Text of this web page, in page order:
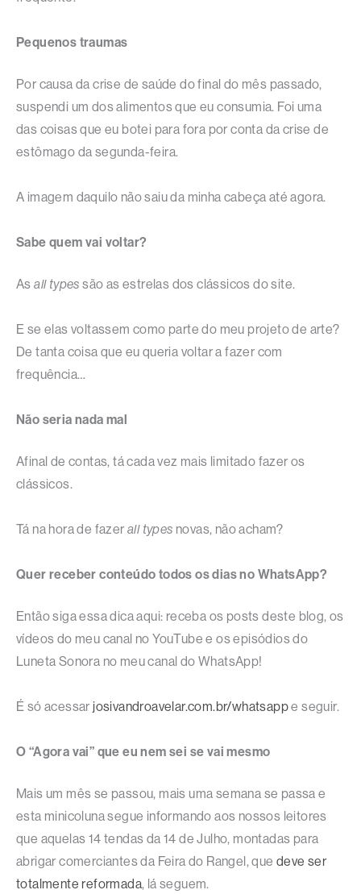
Pequenos traumas
Por causa da crise de saúde do final do mês passado,
suspendi um dos alimentos que eu consumia. Foi uma
das coisas que eu botei para fora por conta da crise de
estômago da segunda-feira.
A imagem daquilo não saiu da minha cabeça até agora.
Sabe quem vai voltar?
Asall types são as estrelas dos clássicos do site.
E se elas voltassem como parte do meu projeto de arte?
De tanta coisa que eu queria voltar a fazer com
frequência…
Não seria nada mal
Afinal de contas, tá cada vez mais limitado fazer os
clássicos.
Tá na hora de fazer all types novas, não acham?
Quer receber conteúdo todos os dias no WhatsApp?
Então siga essa dica aqui: receba os posts deste blog, os
vídeos do meu canal no YouTube e os episódios do
Luneta Sonora no meu canal do WhatsApp!
É só acessar josivandroavelar.com.br/whatsappe seguir.
O “Agora vai” que eu nem sei se vai mesmo
Mais um mês se passou, mais uma semana se passa e
esta minicoluna segue informando aos nossos leitores
que aquelas 14 tendas da 14 de Julho, montadas para
abrigar comerciantes da Feira do Rangel, que deve ser
totalmente reformada, lá seguem.